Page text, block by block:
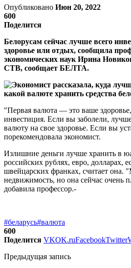
Опубликовано Июн 20, 2022
600
Поделится
Белорусам сейчас лучше всего
здоровье или отдых, сообщила
экономических наук Ирина
СТВ, сообщает БЕЛТА.
"Первая валюта — это ваше здоровье,
инвестиция. Если вы заболели,
валюту на свое здоровье. Если вы
порекомендовала экономист.
Излишние деньги лучше хранить в
российских рублях, евро, долларах,
швейцарских франках, считает она.
недвижимость, но она сейчас очень
добавила профессор.-
#беларусь#валюта
600
Поделится VKOK.ruFacebookTwitter
Предыдущая запись